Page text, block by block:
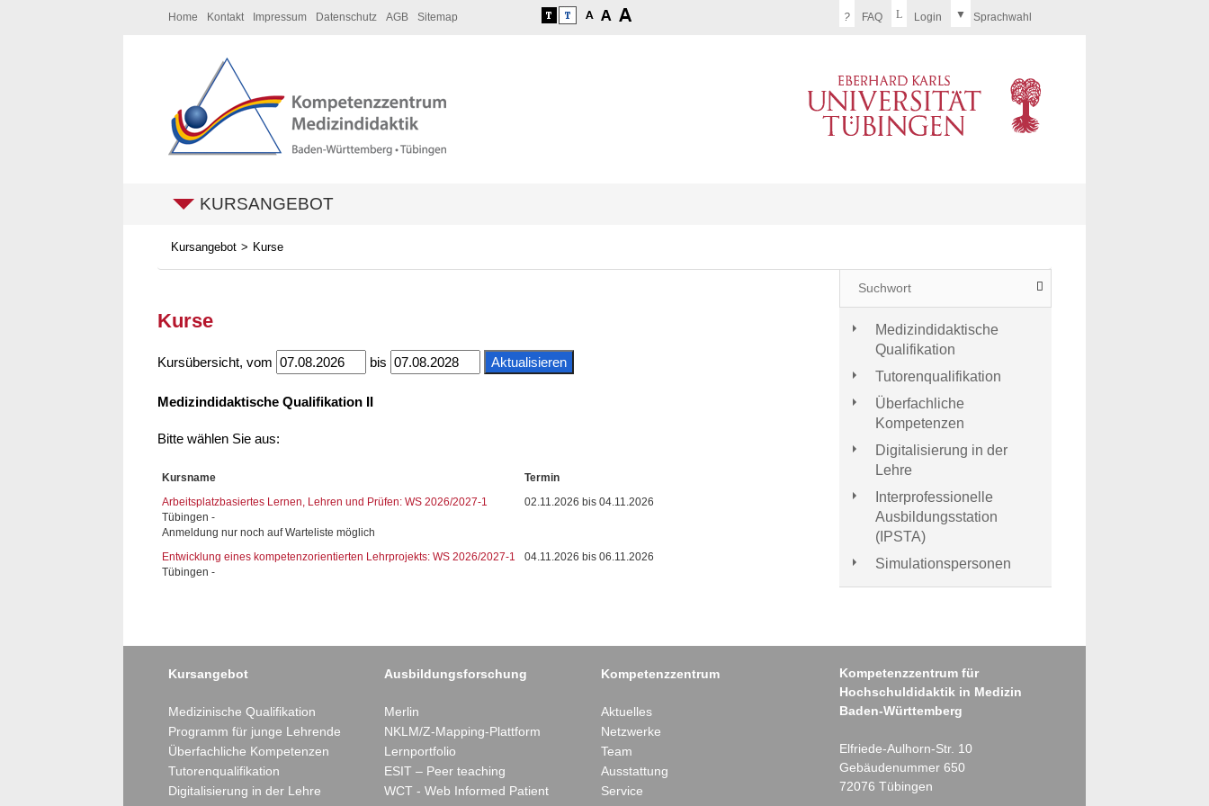
Home Kontakt Impressum Datenschutz AGB Sitemap ? FAQ Login Sprachwahl
KURSANGEBOT
Kursangebot Kurse
Medizindidaktische
Qualifikation
Tutorenqualifikation
Überfachliche
Kompetenzen
Digitalisierung in der
Lehre
Interprofessionelle
Ausbildungsstation
(IPSTA)
Simulationspersonen
Kurse
Kursübersicht, vom bis
Medizindidaktische Qualifikation II
Bitte wählen Sie aus:
Kursname
Termin
Arbeitsplatzbasiertes Lernen, Lehren und Prüfen: WS 2026/2027-1
Tübingen -
Anmeldung nur noch auf Warteliste möglich
02.11.2026 bis 04.11.2026
Entwicklung eines kompetenzorientierten Lehrprojekts: WS 2026/2027-1
Tübingen -
04.11.2026 bis 06.11.2026
Kursangebot
Medizinische Qualifikation
Programm für junge Lehrende
Überfachliche Kompetenzen
Tutorenqualifikation
Digitalisierung in der Lehre
Ausbildungsforschung
Merlin
NKLM/Z-Mapping-Plattform
Lernportfolio
ESIT – Peer teaching
WCT - Web Informed Patient
Kompetenzzentrum
Aktuelles
Netzwerke
Team
Ausstattung
Service
Kompetenzzentrum für
Hochschuldidaktik in Medizin
Baden-Württemberg
Elfriede-Aulhorn-Str. 10
Gebäudenummer 650
72076 Tübingen